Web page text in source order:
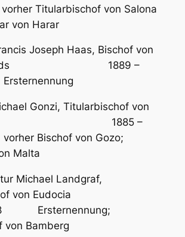
Titularbischof von Salona
von Harar
Joseph Haas, Bischof von
Rapids 1889 –
Gonzi, Titularbischof von
1885 –
Bischof von Gozo;
Malta
Michael Landgraf,
von Eudocia
Ersternennung;
von Bamberg